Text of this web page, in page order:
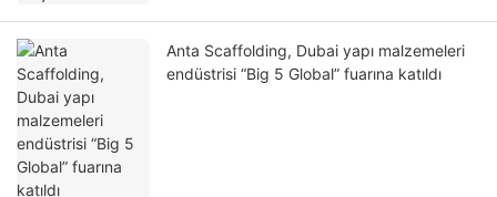
Anta Scaffolding, Dubai yapı malzemeleri
endüstrisi “Big 5 Global” fuarına katıldı